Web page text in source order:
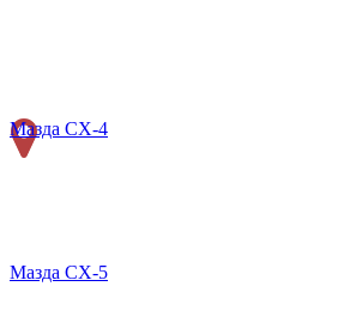
Мазда СХ-4
Мазда СХ-5